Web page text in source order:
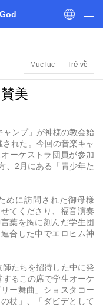
Mục lục Trở về
美
ャンプ」が神様の教会始
れた。今回の音楽キャ
ーケストラ団員が参加
、2月にある「青少年た
めに訪問された御母様
てくださり、福音演奏
葉を胸に刻んだ学生団
合した中でエロヒム神
たちを招待した中に発
るこの席で学生オーケ
ー舞曲」ショスタコー
杖」、「ダビデとして